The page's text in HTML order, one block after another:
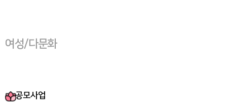
여성/다문화
공모사업